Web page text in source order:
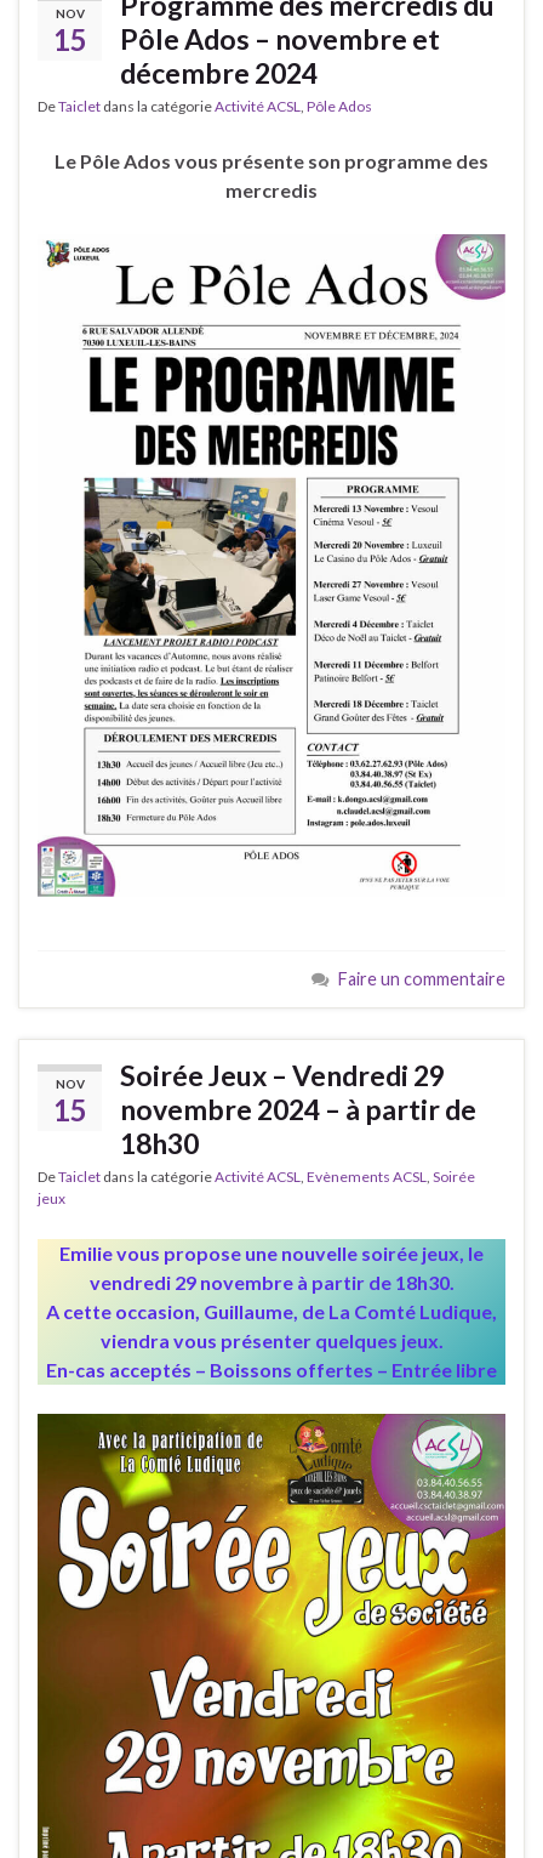
NOV
15
Pôle Ados – novembre et
décembre 2024
DeTaiclet dans la catégorieActivité ACSL, Pôle Ados
Le Pôle Ados vous présente son programme des
mercredis
Faire un commentaire
NOV
15
Soirée Jeux – Vendredi 29
novembre 2024 – à partir de
18h30
DeTaiclet dans la catégorieActivité ACSL, Evènements ACSL, Soirée
jeux
Emilie vous propose une nouvelle soirée jeux, le
vendredi 29 novembre à partir de 18h30.
A cette occasion, Guillaume, de La Comté Ludique,
viendra vous présenter quelques jeux.
En-cas acceptés – Boissons offertes – Entrée libre